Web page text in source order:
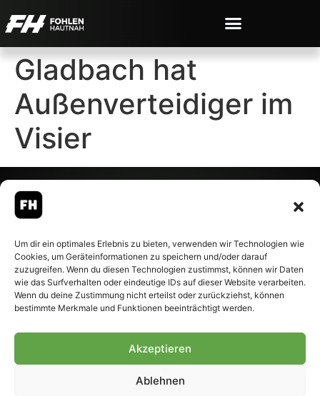
Um dir ein optimales Erlebnis zu bieten, verwenden wir Technologien wie
Cookies, um Geräteinformationen zu speichern und/oder darauf
zuzugreifen. Wenn du diesen Technologien zustimmst, können wir Daten
wie das Surfverhalten oder eindeutige IDs auf dieser Website verarbeiten.
Wenn du deine Zustimmung nicht erteilst oder zurückziehst, können
bestimmte Merkmale und Funktionen beeinträchtigt werden.
Akzeptieren
Ablehnen
Gladbach hat
Außenverteidiger im
Visier
– Alle rechte vorbehalten.
Fohlen-Hautnah.de ist ein
offiziell eingetragenes Magazin
bei der Deutschen
Nationalbibliothek (ISSN 1868-
Weiterverarbeitung, auch
Genehmigung.